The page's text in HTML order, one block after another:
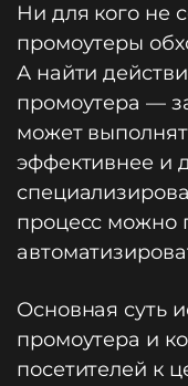
Ни для кого не
промоутеры
А найти
промоутера —
может
эффективнее и
процесс можно
Основная суть
промоутера и
посетителей к